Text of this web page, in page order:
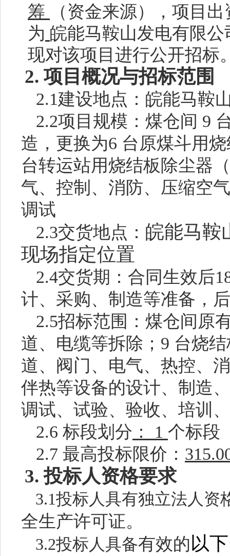
筹
（资金来源），项目
为 皖能马鞍山发电有限公
现对该项目进行公开招标
2. 项目概况与招标范围
2.1建设地点：皖能马鞍
2.2项目规模：煤仓间 9
造，更换为6 台原煤斗用烧
台转运站用烧结板除尘器
气、控制、消防、压缩空
调试
2.3交货地点： 皖能马鞍
现场指定位置
2.4交货期：合同生效后
计、采购、制造等准备，
2.5招标范围：煤仓间原
道、电缆等拆除；9 台烧
道、阀门、电气、热控、
伴热等设备的设计、制造
调试、试验、验收、培训
2.6 标段划分 ： 1 个标段
2.7 最高投标限价：
3. 投标人资格要求
3.1投标人具有独立法人资
全生产许可证。
3.2投标人具备有效的以